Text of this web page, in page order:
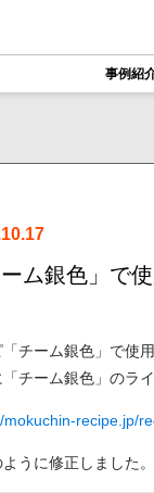
事例紹
ーム銀色」で
「チーム銀色」で使
「チーム銀色」のラ
mokuchin-recipe.jp/
うに修正しました。